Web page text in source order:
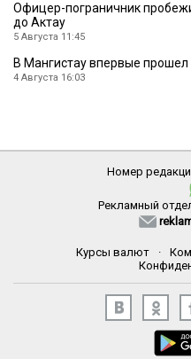
Офицер-пограничник
до Актау
5 Августа 11:45
В Мангистау впервые прошел
4 Августа 16:03
Номер
Рекламный
Курсы валют ·